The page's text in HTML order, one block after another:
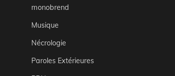
monobrend
Musique
Nécrologie
Paroles Extérieures